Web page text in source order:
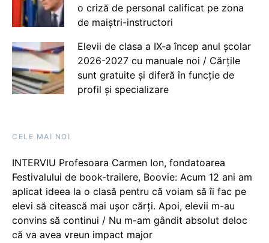
o criză de personal calificat pe zona
de maiștri-instructori
Elevii de clasa a IX-a încep anul școlar
2026-2027 cu manuale noi / Cărțile
sunt gratuite și diferă în funcție de
profil și specializare
CELE MAI NOI
INTERVIU Profesoara Carmen Ion, fondatoarea
Festivalului de book-trailere, Boovie: Acum 12 ani am
aplicat ideea la o clasă pentru că voiam să îi fac pe
elevi să citească mai ușor cărți. Apoi, elevii m-au
convins să continui / Nu m-am gândit absolut deloc
că va avea vreun impact major